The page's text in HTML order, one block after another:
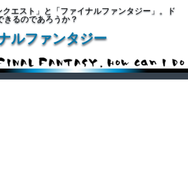
エスト」と「ファイナルファンタジー」。ド
きるのであろうか？
ルファンタジー